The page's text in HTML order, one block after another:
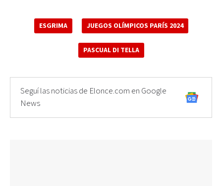
ESGRIMA JUEGOS OLÍMPICOS PARÍS 2024
PASCUAL DI TELLA
Seguí las noticias de Elonce.com en Google
News